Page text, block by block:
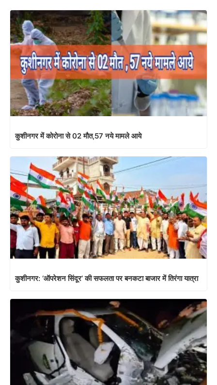
कुशीनगर में कोरोना से 02 मौत,57 नये मामले आये
कुशीनगर: ‘ऑपरेशन सिंदूर’ की सफलता पर बनकटा बाजार में तिरंगा यात्रा